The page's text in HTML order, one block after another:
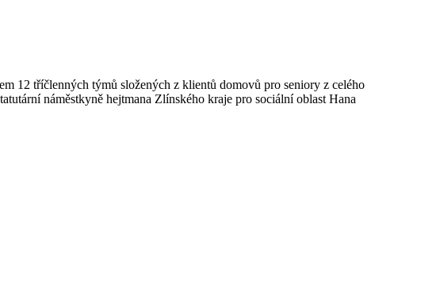
12 tříčlenných týmů složených z klientů domovů pro seniory z celého
náměstkyně hejtmana Zlínského kraje pro sociální oblast Hana